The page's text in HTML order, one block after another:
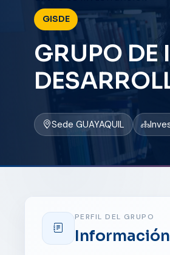
GISDE
GRUPO
Sede GUAYAQUIL
PERFIL DEL GRUPO